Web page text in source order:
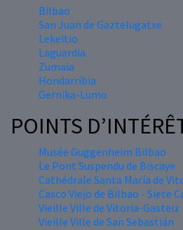
Bilbao
San Juan de Gaztelugatxe
Lekeitio
Laguardia
Zumaia
Hondarribia
Gernika-Lumo
POINTS
Musée Guggenheim Bilbao
Le Pont Suspendu de Biscaye
Cathédrale Santa María de
Casco Viejo de Bilbao - Siete
Vieille Ville de Vitoria-Gasteiz
Vieille Ville de San Sebastián